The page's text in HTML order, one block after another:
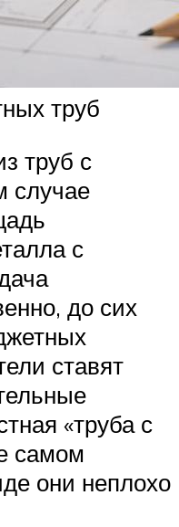
труб
труб с
случае
с
до сих
ставят
«труба с
самом
они неплохо